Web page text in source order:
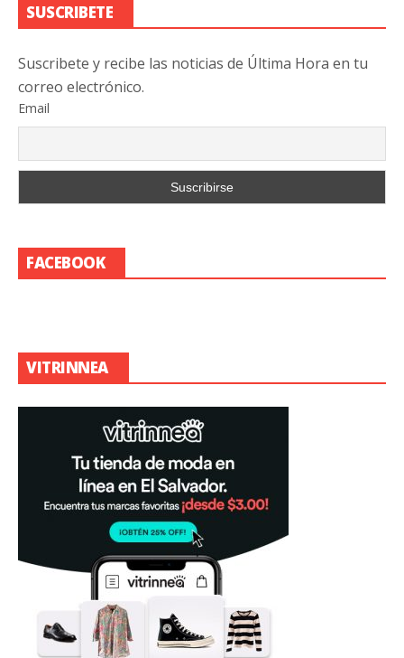
SUSCRIBETE
Suscribete y recibe las noticias de Última Hora en tu
correo electrónico.
Email
FACEBOOK
VITRINNEA